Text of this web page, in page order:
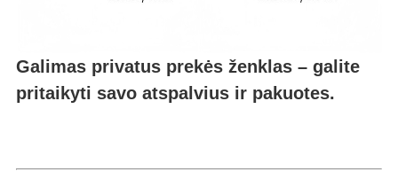
Galimas privatus prekės ženklas – galite
pritaikyti savo atspalvius ir pakuotes.